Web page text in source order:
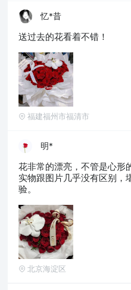
忆*昔
送过去的花看着不错！
福建福州市福清市
明*
花非常的漂亮，不管是心形
实物跟图片几乎没有区别，
验。
北京海淀区